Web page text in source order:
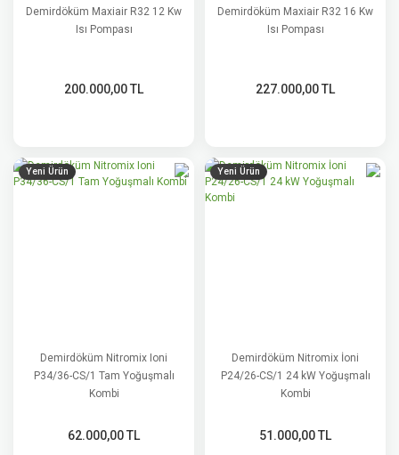
Demirdöküm Maxiair R32 12 Kw
Isı Pompası
200.000,00 TL
Demirdöküm Maxiair R32 16 Kw
Isı Pompası
227.000,00 TL
Yeni Ürün
Demirdöküm Nitromix Ioni
P34/36-CS/1 Tam Yoğuşmalı
Kombi
62.000,00 TL
Yeni Ürün
Demirdöküm Nitromix İoni
P24/26-CS/1 24 kW Yoğuşmalı
Kombi
51.000,00 TL